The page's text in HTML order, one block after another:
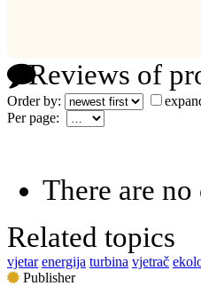
Reviews of
Order by:
Per page:
There are
Related topics
vjetar energija turbina vjetrač
Publisher